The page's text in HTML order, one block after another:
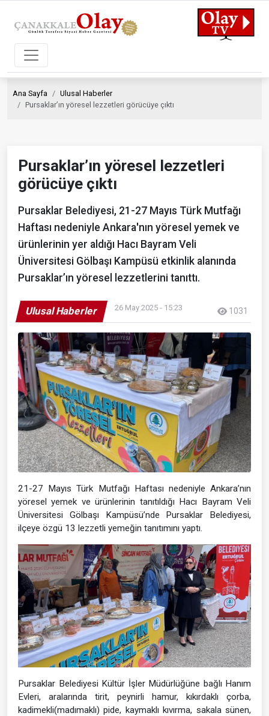
Ana Sayfa
Ulusal Haberler
Pursaklar’ın yöresel lezzetleri görücüye çıktı
Pursaklar’ın yöresel lezzetleri
görücüye çıktı
Pursaklar Belediyesi, 21-27 Mayıs Türk Mutfağı
Haftası nedeniyle Ankara'nın yöresel yemek ve
ürünlerinin yer aldığı Hacı Bayram Veli
Üniversitesi Gölbaşı Kampüsü etkinlik alanında
Pursaklar’ın yöresel lezzetlerini tanıttı.
Ulusal Haberler 26 May 2025 - 15:23 1031
21-27 Mayıs Türk Mutfağı Haftası nedeniyle Ankara’nın
yöresel yemek ve ürünlerinin tanıtıldığı Hacı Bayram Veli
Üniversitesi Gölbaşı Kampüsü’nde Pursaklar Belediyesi,
ilçeye özgü 13 lezzetli yemeğin tanıtımını yaptı.
Pursaklar Belediyesi Kültür İşler Müdürlüğüne bağlı Hanım
Evleri, aralarında tirit, peynirli hamur, kıkırdaklı çorba,
kadimekli(madımaklı) pide, kaymaklı kıvırma, sakala sünen,